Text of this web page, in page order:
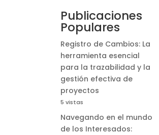
Publicaciones
Populares
Registro de Cambios: La
herramienta esencial
para la trazabilidad y la
gestión efectiva de
proyectos
5 vistas
Navegando en el mundo
de los Interesados: